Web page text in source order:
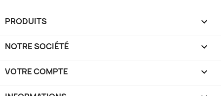
PRODUITS 
NOTRE SOCIÉTÉ 
VOTRE COMPTE 